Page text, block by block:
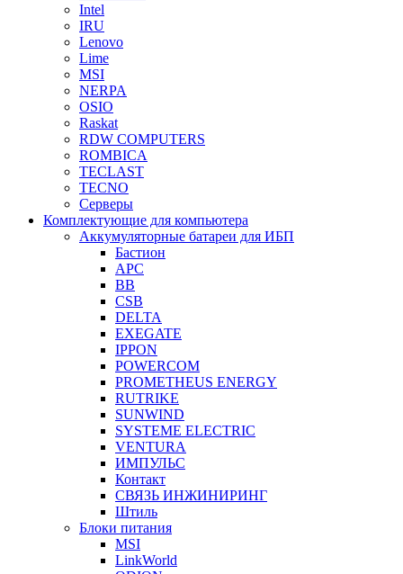
Intel
IRU
Lenovo
Lime
MSI
NERPA
OSIO
Raskat
RDW COMPUTERS
ROMBICA
TECLAST
TECNO
Серверы
Комплектующие для компьютера
Аккумуляторные батареи для ИБП
Бастион
APC
BB
CSB
DELTA
EXEGATE
IPPON
POWERCOM
PROMETHEUS ENERGY
RUTRIKE
SUNWIND
SYSTEME ELECTRIC
VENTURA
ИМПУЛЬС
Контакт
СВЯЗЬ ИНЖИНИРИНГ
Штиль
Блоки питания
MSI
LinkWorld